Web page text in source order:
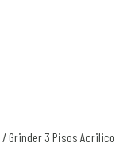
/ Grinder 3 Pisos Acrilico